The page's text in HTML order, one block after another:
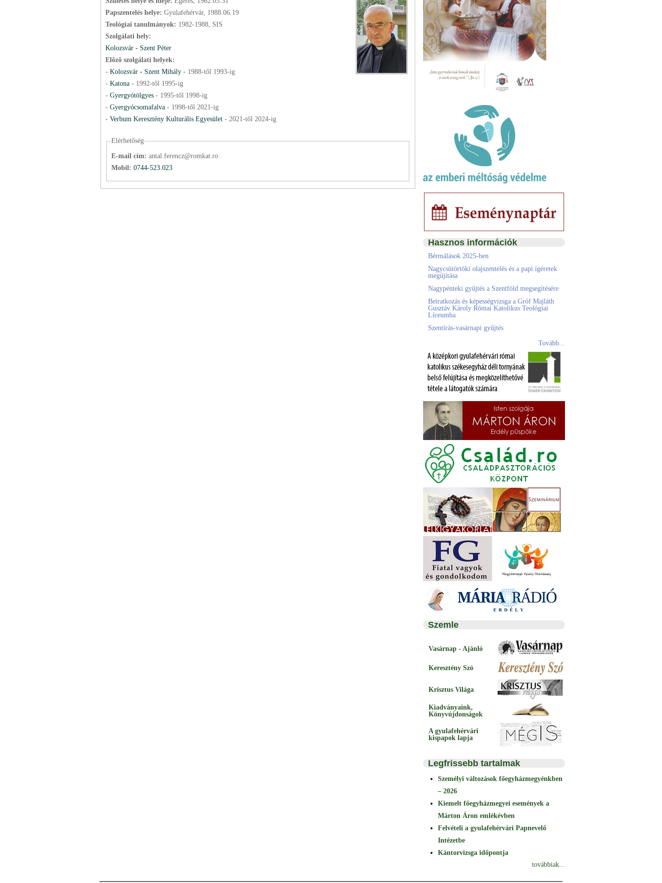
Papszentelés helye: Gyulafehérvár, 1988.06.19
Teológiai tanulmányok: 1982-1988, SIS
Szolgálati hely:
Kolozsvár - Szent Péter
Előző szolgálati helyek:
- Kolozsvár - Szent Mihály- 1988-től 1993-ig
- Katona - 1992-től 1995-ig
- Gyergyótölgyes - 1995-től 1998-ig
- Gyergyócsomafalva - 1998-től 2021-ig
- Verbum Keresztény Kulturális Egyesület- 2021-től 2024-ig
Elérhetőség
E-mail cím: antal.ferencz@romkat.ro
Mobil: 0744-523.023
Hasznos információk
Bérmálások 2025-ben
Nagycsütörtöki olajszentelés és a papi ígéretek
megújítása
Nagypénteki gyűjtés a Szentföld megsegítésére
Beiratkozás és képességvizsga a Gróf Majláth
Gusztáv Károly Római Katolikus Teológiai
Líceumba
Szentírás-vasárnapi gyűjtés
Tovább...
Szemle
Vasárnap - Ajánló
Keresztény Szó
Krisztus Világa
Kiadványaink,
Könyvújdonságok
A gyulafehérvári
kispapok lapja
Legfrissebb tartalmak
Személyi változások főegyházmegyénkben
– 2026
Kiemelt főegyházmegyei események a
Márton Áron emlékévben
Felvételi a gyulafehérvári Papnevelő
Intézetbe
Kántorvizsga időpontja
továbbiak...